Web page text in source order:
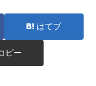
はてブ
ピー